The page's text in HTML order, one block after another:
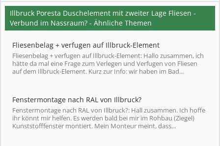
Illbruck Poresta Duschelement mit zweiter Lage Fliesen -
Verbund im Nassraum? - Ähnliche Themen
Fliesenbelag + verfugen auf Illbruck-Element
Fliesenbelag + verfugen auf Illbruck-Element: Hallo zusammen, ich
hätte da mal eine Frage zum Verlegen und Verfugen von Fliesen
auf dem Illbruck-Element. Kurz zur Info: wir haben im Bad...
Fenstermontage nach RAL von Illbruck?
Fenstermontage nach RAL von Illbruck?: Hall zusammen. Ich hoffe
ihr könnt mir helfen. Es werden bald bei mir im Rohbau (Ziegel)
Kunststofffenster montiert. Mein Monteur meint, dass...